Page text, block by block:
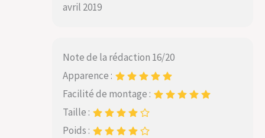
avril 2019
Note de la rédaction 16/20
Apparence :
Facilité de montage :
Taille :
Poids :